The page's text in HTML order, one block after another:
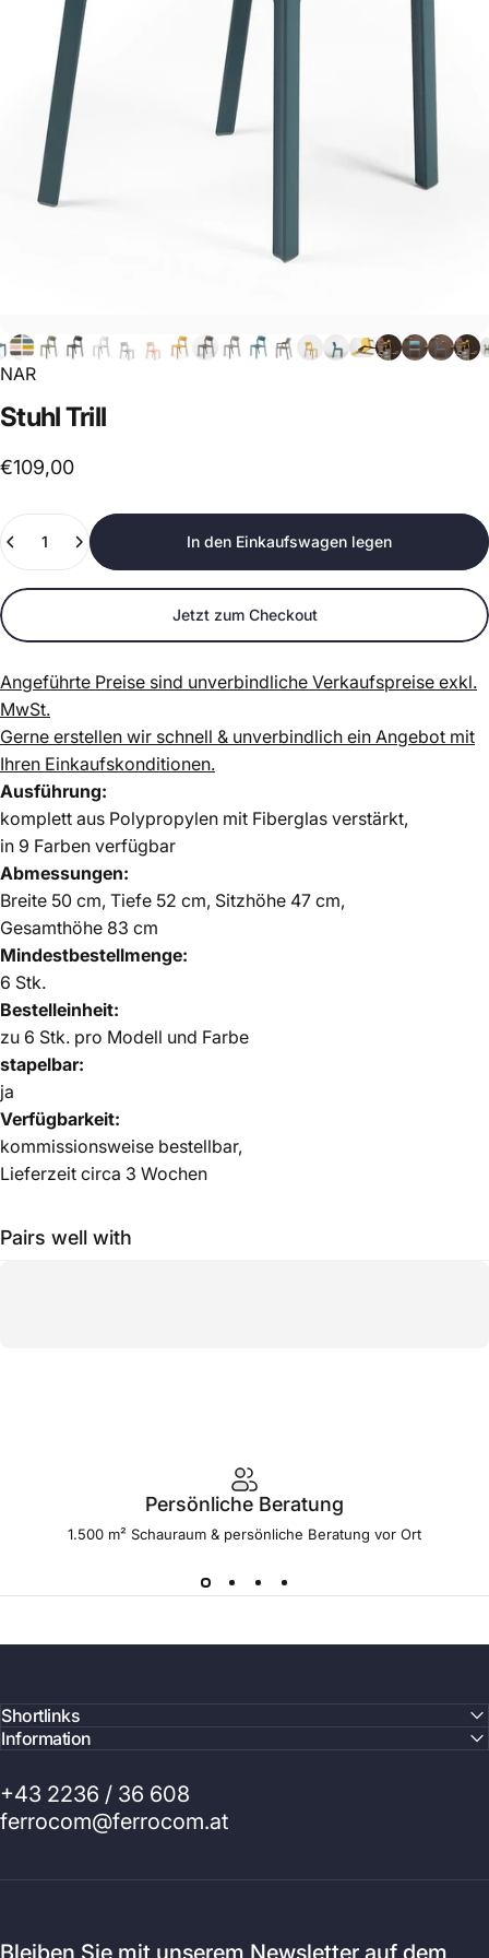
NAR
StuhlTrill
€109,00
Anzahl
In den Einkaufswagen legen
Jetzt zum Checkout
Angeführte Preise sind unverbindliche Verkaufspreise exkl.
MwSt.
Gerne erstellen wir schnell & unverbindlich ein Angebot mit
Ihren Einkaufskonditionen.
Ausführung:
komplett aus Polypropylen mit Fiberglas verstärkt,
in 9 Farben verfügbar
Abmessungen:
Breite 50 cm, Tiefe 52 cm, Sitzhöhe 47 cm,
Gesamthöhe 83 cm
Mindestbestellmenge:
6 Stk.
Bestelleinheit:
zu 6 Stk. pro Modell und Farbe
stapelbar:
ja
Verfügbarkeit:
kommissionsweise bestellbar,
Lieferzeit circa 3 Wochen
Pairs well with
Persönliche Beratung
1.500 m² Schauraum & persönliche Beratung vor Ort
Shortlinks
Information
+43 2236 / 36 608
ferrocom@ferrocom.at